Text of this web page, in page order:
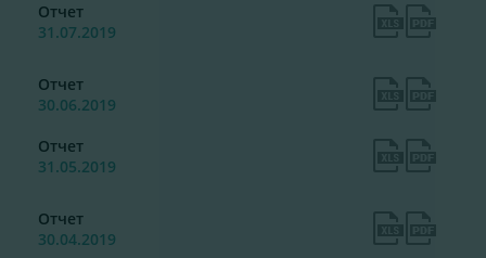
Отчет
31.07.2019
Отчет
30.06.2019
Отчет
31.05.2019
Отчет
30.04.2019